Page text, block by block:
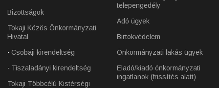
Bizottságok
Tokaji Közös Önkormányzati
Hivatal
Csobaji kirendeltség
Tiszaladányi kirendeltség
Tokaji Többcélú Kistérségi
telepengedély
Adó ügyek
Birtokvédelem
Önkormányzati lakás ügyek
Eladó/kiadó önkormányzati
ingatlanok (frissítés alatt)